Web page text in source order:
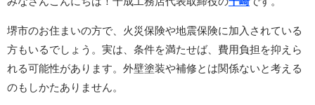
堺市のお住まいの方で、火災保険や地震保険に加入されている
方もいるでしょう。実は、条件を満たせば、費用負担を抑えら
れる可能性があります。外壁塗装や補修とは関係ないと考える
のもしかたありません。